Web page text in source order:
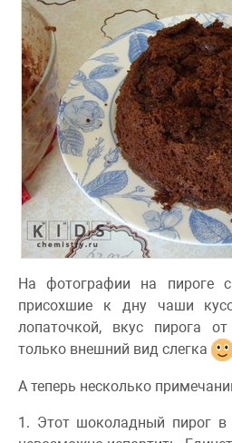
На фотографии на пироге
присохшие к дну чаши
лопаточкой, вкус пирога
только внешний вид слегка
А теперь несколько
1. Этот шоколадный пирог в